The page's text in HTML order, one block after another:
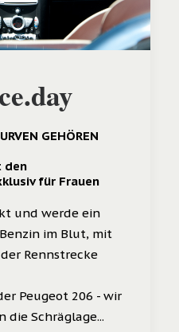
GEHÖREN
den
für Frauen
und werde ein
im Blut, mit
Rennstrecke
Peugeot 206 - wir
die Schräglage...